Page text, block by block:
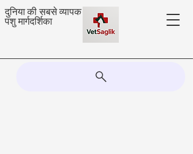
दुनिया की सबसे व्यापक
पशु मार्गदर्शिका